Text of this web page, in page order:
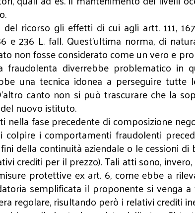
ricorso gli effetti di cui agli artt. 111,
e 236 L. fall. Quest’ultima norma, di
non fosse considerato come un vero e
fraudolenta diverrebbe problematico in
una tecnica idonea a perseguire tutte
canto non si può trascurare che la
nuovo istituto.
fase precedente di composizione
colpire i comportamenti fraudolenti
della continuità aziendale o le cessioni
crediti per il prezzo). Tali atti sono,
protettive ex art. 6, come ebbe a
semplificata il proponente si venga
risultando però i relativi crediti